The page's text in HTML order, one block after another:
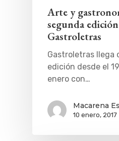
Arte y
segunda
Gastroletras
Gastroletras llega
edición desde el
enero con…
Macarena
10 enero, 2017